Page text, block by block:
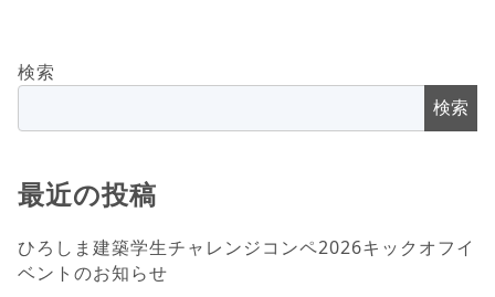
検索
検索
最近の投稿
ひろしま建築学生チャレンジコンペ2026キックオフイ
ベントのお知らせ